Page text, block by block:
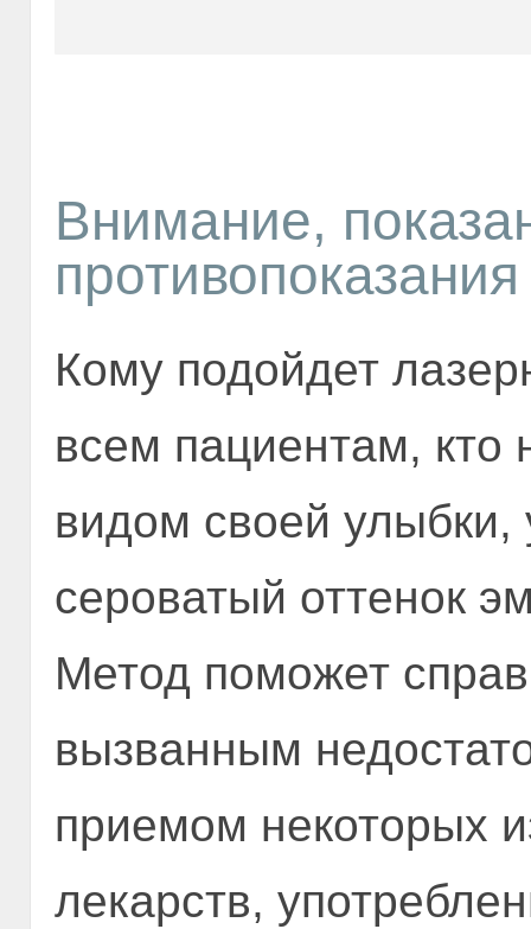
Внимание,
Кому подойдет
всем пациентам,
видом своей улыбки,
сероватый оттенок
Метод поможет
вызванным
приемом некоторых
лекарств,